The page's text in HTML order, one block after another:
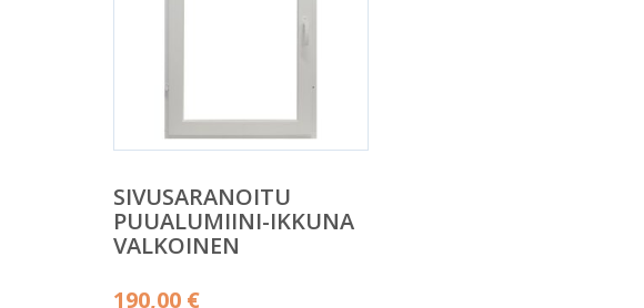
SIVUSARANOITU
PUUALUMIINI-IKKUNA
VALKOINEN
190,00 €